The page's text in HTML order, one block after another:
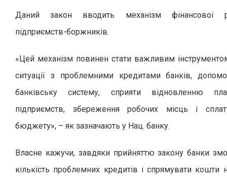
Даний закон вводить механізм фінансової
підприємств-боржників.
«Цей механізм повинен стати важливим
ситуації з проблемними кредитами банків,
банківську систему, сприяти відновленню
підприємств, збереження робочих місць і
бюджету», – як зазначають у Нац. банку.
Власне кажучи, завдяки прийняттю закону банки
кількість проблемних кредитів і спрямувати кошти